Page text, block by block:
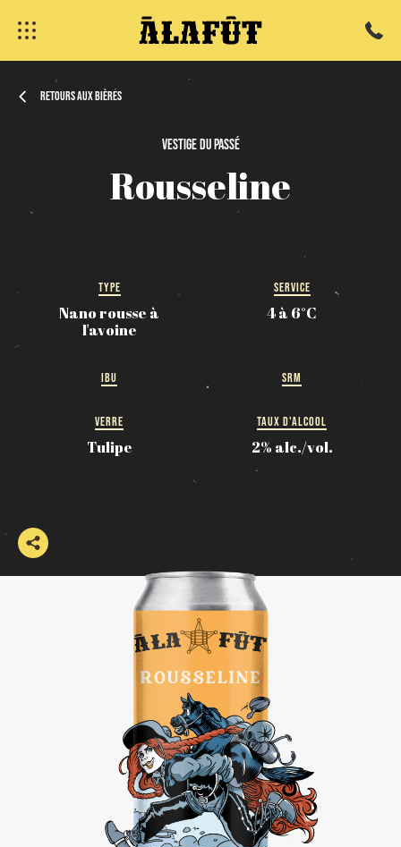
Retours aux bières
Vestigedupassé
Rousseline
TYPE
Nano rousse à
l'avoine
SERVICE
4 à 6°C
IBU SRM
VERRE
Tulipe
TAUX D'ALCOOL
2% alc./vol.